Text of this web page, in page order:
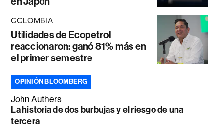
COLOMBIA
Utilidades de Ecopetrol
reaccionaron: ganó 81% más en
el primer semestre
OPINIÓN BLOOMBERG
John Authers
La historia de dos burbujas y el riesgo de una
tercera